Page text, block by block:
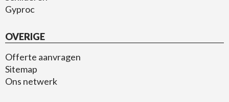
Gyproc
OVERIGE
Offerte aanvragen
Sitemap
Ons netwerk